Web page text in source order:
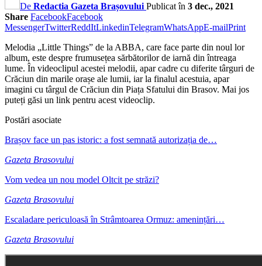
De Redactia Gazeta Brașovului Publicat în 3 dec., 2021
Share FacebookFacebook
MessengerTwitterReddItLinkedinTelegramWhatsAppE-mailPrint
Melodia „Little Things” de la ABBA, care face parte din noul lor
album, este despre frumusețea sărbătorilor de iarnă din întreaga
lume. În videoclipul acestei melodii, apar cadre cu diferite târguri de
Crăciun din marile orașe ale lumii, iar la finalul acestuia, apar
imagini cu târgul de Crăciun din Piața Sfatului din Brasov. Mai jos
puteți găsi un link pentru acest videoclip.
Postări asociate
Brașov face un pas istoric: a fost semnată autorizația de…
Gazeta Brasovului
Vom vedea un nou model Oltcit pe străzi?
Gazeta Brasovului
Escaladare periculoasă în Strâmtoarea Ormuz: amenințări…
Gazeta Brasovului